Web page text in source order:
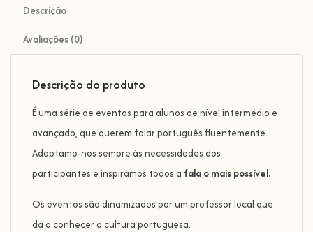
Descrição
Avaliações (0)
Descrição do produto
É uma série de eventos para alunos de nível intermédio e
avançado, que querem falar português fluentemente.
Adaptamo-nos sempre às necessidades dos
participantes e inspiramos todos a fala o mais possível.
Os eventos são dinamizados por um professor local que
dá a conhecer a cultura portuguesa.